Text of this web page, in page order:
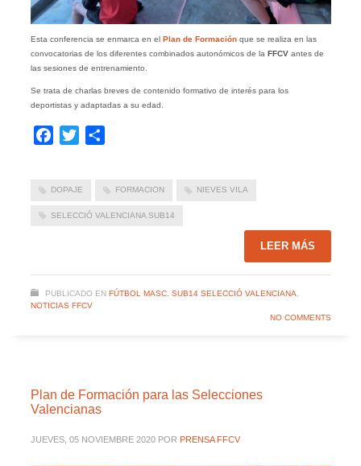
Esta conferencia se enmarca en el Plan de Formación que se realiza en las
convocatorias de los diferentes combinados autonómicos de la FFCVantes de
las sesiones de entrenamiento.
Se trata de charlas breves de contenido formativo de interés para los
deportistas y adaptadas a su edad.
Facebook
Twitter
DOPAJE FORMACION NIEVES VILA
SELECCIÓ VALENCIANA SUB14
LEER MÁS
PUBLICADO EN FÚTBOL MASC. SUB14 SELECCIÓ VALENCIANA
NOTICIAS FFCV
NO COMMENTS
Plan de Formación para las Selecciones
Valencianas
JUEVES, 05 NOVIEMBRE 2020 POR PRENSA FFCV